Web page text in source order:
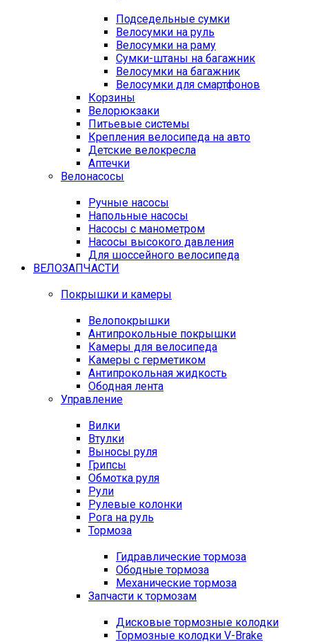
Подседельные сумки
Велосумки на руль
Велосумки на раму
Сумки-штаны на багажник
Велосумки на багажник
Велосумки для смартфонов
Корзины
Велорюкзаки
Питьевые системы
Крепления велосипеда на авто
Детские велокресла
Аптечки
Велонасосы
Ручные насосы
Напольные насосы
Насосы с манометром
Насосы высокого давления
Для шоссейного велосипеда
ВЕЛОЗАПЧАСТИ
Покрышки и камеры
Велопокрышки
Антипрокольные покрышки
Камеры для велосипеда
Камеры с герметиком
Антипрокольная жидкость
Ободная лента
Управление
Вилки
Втулки
Выносы руля
Грипсы
Обмотка руля
Рули
Рулевые колонки
Рога на руль
Тормоза
Гидравлические тормоза
Ободные тормоза
Механические тормоза
Запчасти к тормозам
Дисковые тормозные колодки
Тормозные колодки V-Brake